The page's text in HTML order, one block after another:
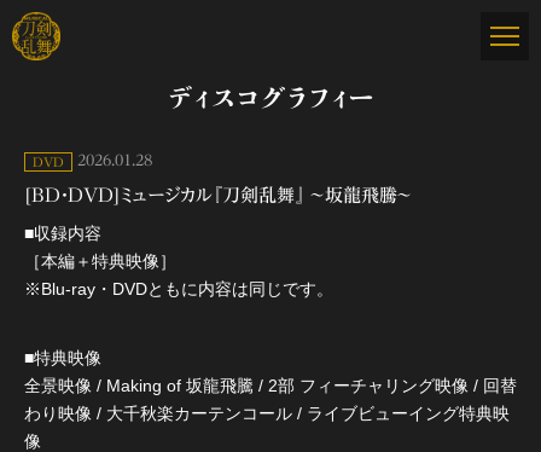
ディスコグラフィー
DVD 2026.01.28
[BD・DVD]ミュージカル『刀剣乱舞』 ～坂龍飛騰～
■収録内容
［本編＋特典映像］
※Blu-ray・DVDともに内容は同じです。
■特典映像
全景映像 / Making of 坂龍飛騰 / 2部 フィーチャリング映像 / 回替
わり映像 / 大千秋楽カーテンコール / ライブビューイング特典映
像